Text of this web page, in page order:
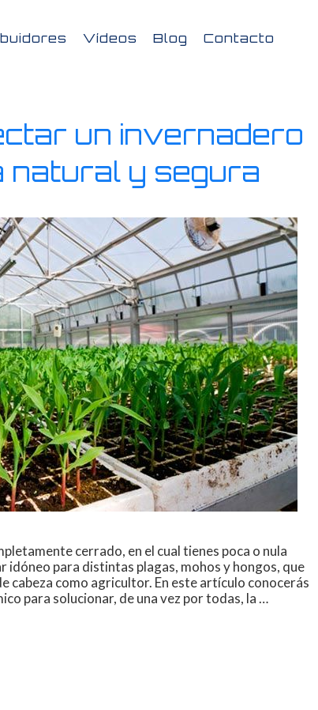
Vídeos Blog Contacto
un invernadero
natural y segura
cerrado, en el cual tienes poca o nula
para distintas plagas, mohos y hongos, que
cabeza como agricultor. En este artículo conocerás
para solucionar, de una vez por todas, la …